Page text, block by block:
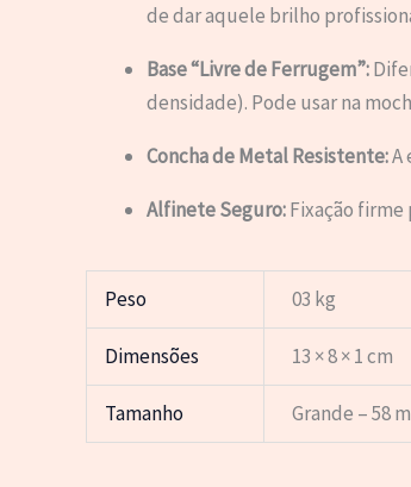
de dar aquele brilho
Base “Livre de Ferrugem”:
densidade). Pode usar na
Concha de Metal Resistente:A
Alfinete Seguro:Fixação
Peso 03 kg
Dimensões 13 × 8 × 1 cm
Tamanho Grande – 58